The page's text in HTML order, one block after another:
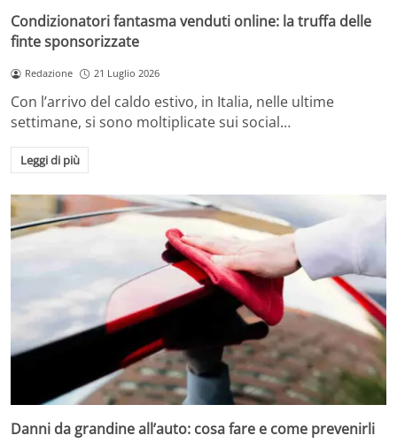
Condizionatori fantasma venduti online: la truffa delle
finte sponsorizzate
Redazione 21 Luglio 2026
Con l’arrivo del caldo estivo, in Italia, nelle ultime
settimane, si sono moltiplicate sui social…
Leggi di più
Danni da grandine all’auto: cosa fare e come prevenirli